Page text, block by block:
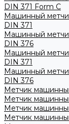
DIN 371 Form C
Машинный
DIN 371
Машинный
DIN 376
Машинный
DIN 371
Машинный
DIN 376
Метчик
Метчик
Метчик
Метчик